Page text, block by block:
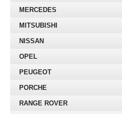
MERCEDES
MITSUBISHI
NISSAN
OPEL
PEUGEOT
PORCHE
RANGE ROVER